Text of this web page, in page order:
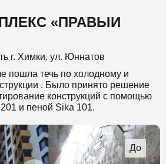
«ПРАВЫЙ
г. Химки, ул. Юннатов
пошла течь по холодному и
. Было принято решение
конструкций с помощью
и пеной Sika 101.